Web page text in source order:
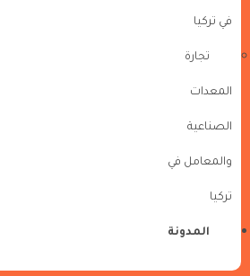
في تركيا
تجارة
المعدات
الصناعية
والمعامل في
تركيا
المدونة